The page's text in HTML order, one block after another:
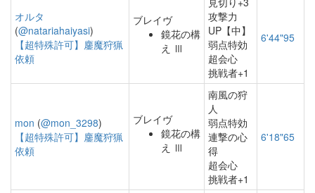
オルタ
(@natariahaiyasi)
【超特殊許可】鏖魔狩猟
依頼
ブレイヴ
鏡花の構
え Ⅲ
攻撃力
UP【中】
弱点特効
超会心
挑戦者+1
6'44"95
mon (@mon_3298)
【超特殊許可】鏖魔狩猟
依頼
ブレイヴ
鏡花の構
え Ⅲ
南風の狩
人
弱点特効
連撃の心
得
超会心
挑戦者+1
6'18"65